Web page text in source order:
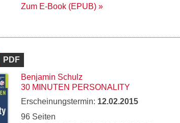
Zum E-Book (EPUB)
PDF
Benjamin Schulz
30 MINUTEN PERSONALITY
Erscheinungstermin: 12.02.2015
96 Seiten